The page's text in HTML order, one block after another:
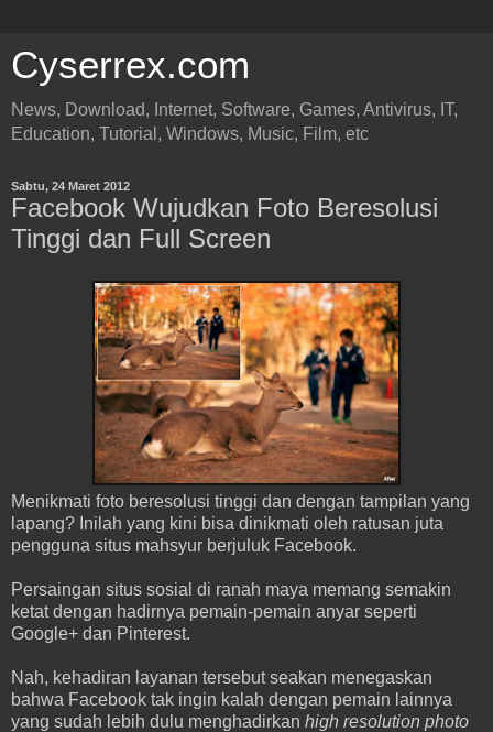
Cyserrex.com
News, Download, Internet, Software, Games, Antivirus, IT,
Education, Tutorial, Windows, Music, Film, etc
Sabtu, 24 Maret 2012
Facebook Wujudkan Foto Beresolusi
Tinggi dan Full Screen
Menikmati foto beresolusi tinggi dan dengan tampilan yang
lapang? Inilah yang kini bisa dinikmati oleh ratusan juta
pengguna situs mahsyur berjuluk Facebook.
Persaingan situs sosial di ranah maya memang semakin
ketat dengan hadirnya pemain-pemain anyar seperti
Google+ dan Pinterest.
Nah, kehadiran layanan tersebut seakan menegaskan
bahwa Facebook tak ingin kalah dengan pemain lainnya
yang sudah lebih dulu menghadirkan high resolution photo